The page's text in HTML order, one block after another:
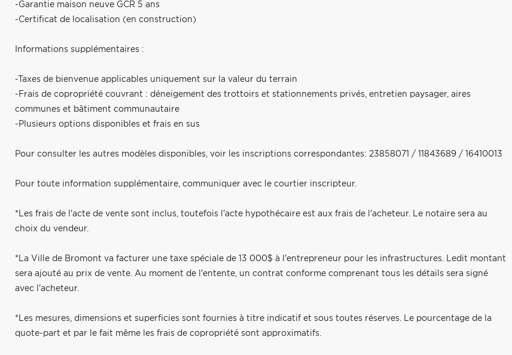
-Garantie maison neuve GCR 5 ans
-Certificat de localisation (en construction)
Informations supplémentaires :
-Taxes de bienvenue applicables uniquement sur la valeur du terrain
-Frais de copropriété couvrant : déneigement des trottoirs et stationnements privés, entretien paysager, aires
communes et bâtiment communautaire
-Plusieurs options disponibles et frais en sus
Pour consulter les autres modèles disponibles, voir les inscriptions correspondantes: 23858071 / 11843689 / 16410013
Pour toute information supplémentaire, communiquer avec le courtier inscripteur.
*Les frais de l'acte de vente sont inclus, toutefois l'acte hypothécaire est aux frais de l'acheteur. Le notaire sera au
choix du vendeur.
*La Ville de Bromont va facturer une taxe spéciale de 13 000$ à l'entrepreneur pour les infrastructures. Ledit montant
sera ajouté au prix de vente. Au moment de l'entente, un contrat conforme comprenant tous les détails sera signé
avec l'acheteur.
*Les mesures, dimensions et superficies sont fournies à titre indicatif et sous toutes réserves. Le pourcentage de la
quote-part et par le fait même les frais de copropriété sont approximatifs.